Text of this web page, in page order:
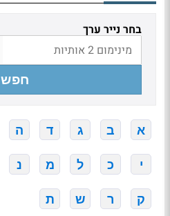
בחר נייר ערך
חפש
א ב ג ד ה
י כ ל מ נ
ק ר ש ת